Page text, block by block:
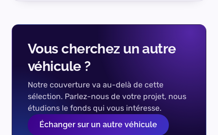
Vous cherchez un autre
véhicule ?
Notre couverture va au-delà de cette
sélection. Parlez-nous de votre projet, nous
étudions le fonds qui vous intéresse.
Échanger sur un autre véhicule